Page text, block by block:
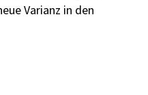
Varianz in den